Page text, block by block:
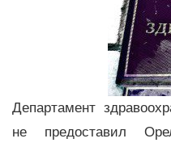
Департамент
не предоставил